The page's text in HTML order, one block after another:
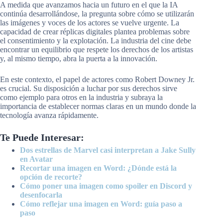
A medida que avanzamos hacia un futuro en el que la IA
continúa desarrollándose, la pregunta sobre cómo se utilizarán
las imágenes y voces de los actores se vuelve urgente. La
capacidad de crear réplicas digitales plantea problemas sobre
el consentimiento y la explotación. La industria del cine debe
encontrar un equilibrio que respete los derechos de los artistas
y, al mismo tiempo, abra la puerta a la innovación.
En este contexto, el papel de actores como Robert Downey Jr.
es crucial. Su disposición a luchar por sus derechos sirve
como ejemplo para otros en la industria y subraya la
importancia de establecer normas claras en un mundo donde la
tecnología avanza rápidamente.
Te Puede Interesar:
Dos estrellas de Marvel casi interpretan a Jake Sully
en Avatar
Recortar una imagen en Word: ¿Dónde está la
opción de recorte?
Cómo poner una imagen como spoiler en Discord y
desenfocarla
Cómo reflejar una imagen en Word: guía paso a
paso